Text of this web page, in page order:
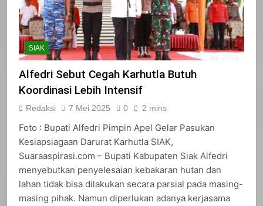
SIAK
Alfedri Sebut Cegah Karhutla Butuh
Koordinasi Lebih Intensif
Redaksi 7 Mei 2025 0 2 mins
Foto : Bupati Alfedri Pimpin Apel Gelar Pasukan
Kesiapsiagaan Darurat Karhutla SIAK,
Suaraaspirasi.com – Bupati Kabupaten Siak Alfedri
menyebutkan penyelesaian kebakaran hutan dan
lahan tidak bisa dilakukan secara parsial pada masing-
masing pihak. Namun diperlukan adanya kerjasama